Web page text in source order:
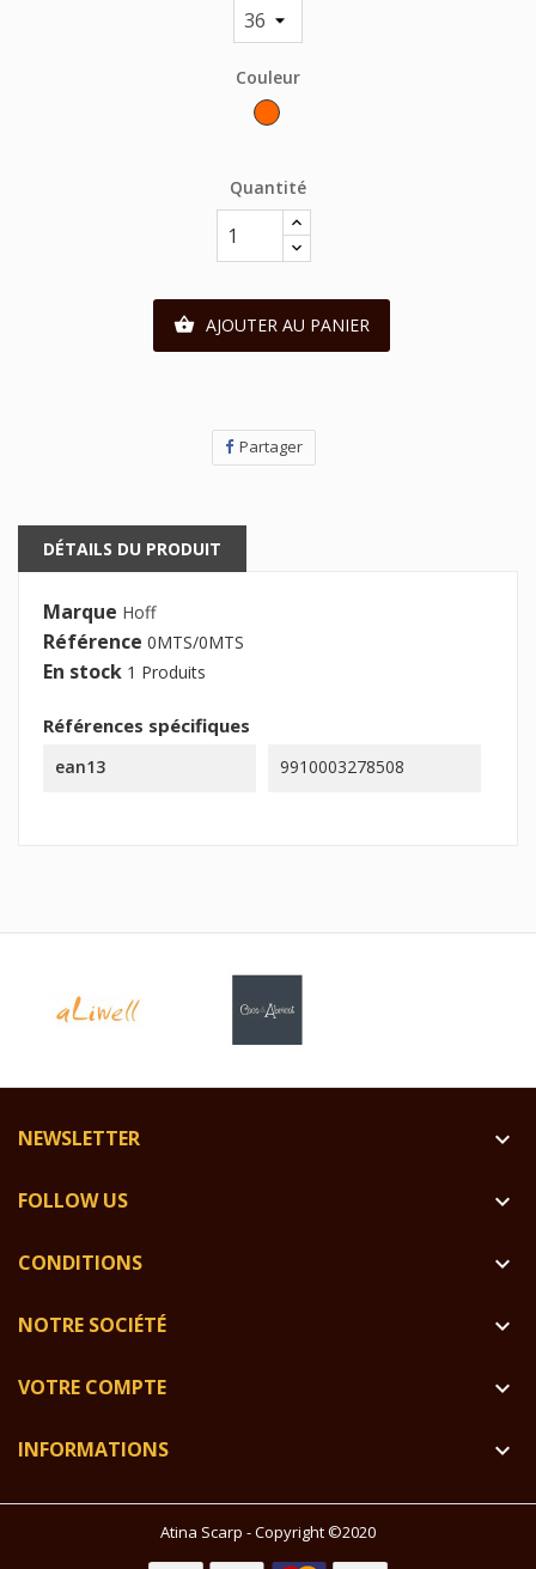
Couleur
Orange
Quantité
 AJOUTER AU PANIER
Partager
DÉTAILS DU PRODUIT
Marque Hoff
Référence 0MTS/0MTS
En stock 1 Produits
Références spécifiques
ean13 9910003278508
NEWSLETTER 
FOLLOW US 
CONDITIONS 
NOTRE SOCIÉTÉ 
VOTRE COMPTE 
INFORMATIONS 
Atina Scarp - Copyright ©2020